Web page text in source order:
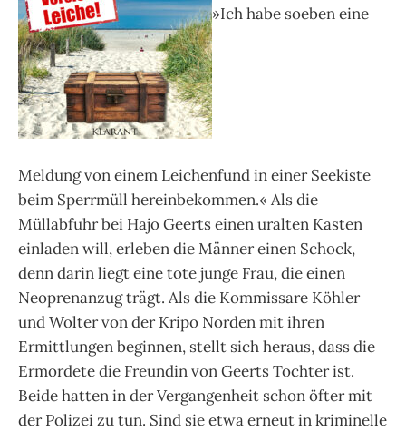
»Ich habe soeben eine
Meldung von einem Leichenfund in einer Seekiste
beim Sperrmüll hereinbekommen.« Als die
Müllabfuhr bei Hajo Geerts einen uralten Kasten
einladen will, erleben die Männer einen Schock,
denn darin liegt eine tote junge Frau, die einen
Neoprenanzug trägt. Als die Kommissare Köhler
und Wolter von der Kripo Norden mit ihren
Ermittlungen beginnen, stellt sich heraus, dass die
Ermordete die Freundin von Geerts Tochter ist.
Beide hatten in der Vergangenheit schon öfter mit
der Polizei zu tun. Sind sie etwa erneut in kriminelle